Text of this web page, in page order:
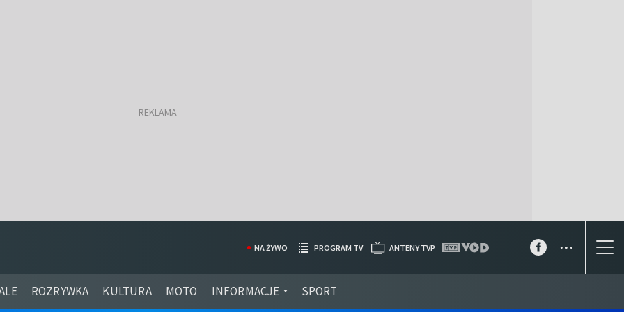
ROZRYWKA KULTURA MOTO INFORMACJE SPORT
NA ŻYWO PROGRAM TV ANTENY TVP ...